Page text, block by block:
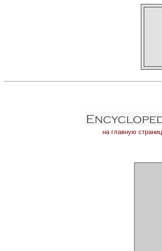
на главную